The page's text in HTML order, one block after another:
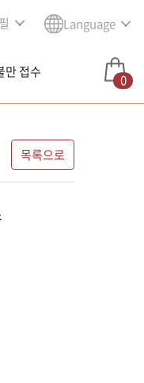
Language
만 접수 0
목록으로